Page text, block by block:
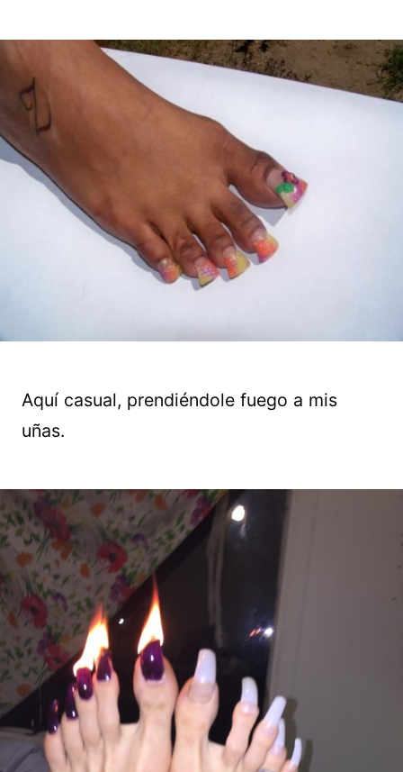
Aquí casual, prendiéndole fuego a mis
uñas.